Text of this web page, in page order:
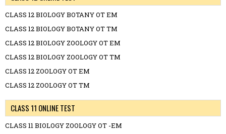
CLASS 12 BIOLOGY BOTANY OT EM
CLASS 12 BIOLOGY BOTANY OT TM
CLASS 12 BIOLOGY ZOOLOGY OT EM
CLASS 12 BIOLOGY ZOOLOGY OT TM
CLASS 12 ZOOLOGY OT EM
CLASS 12 ZOOLOGY OT TM
CLASS 11 ONLINE TEST
CLASS 11 BIOLOGY ZOOLOGY OT -EM